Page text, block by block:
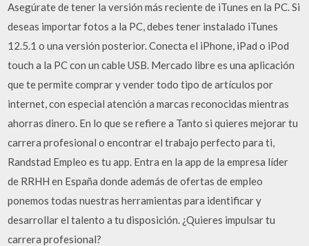
Asegúrate de tener la versión más reciente de iTunes en la PC. Si
deseas importar fotos a la PC, debes tener instalado iTunes
12.5.1 o una versión posterior. Conecta el iPhone, iPad o iPod
touch a la PC con un cable USB. Mercado libre es una aplicación
que te permite comprar y vender todo tipo de artículos por
internet, con especial atención a marcas reconocidas mientras
ahorras dinero. En lo que se refiere a Tanto si quieres mejorar tu
carrera profesional o encontrar el trabajo perfecto para ti,
Randstad Empleo es tu app. Entra en la app de la empresa líder
de RRHH en España donde además de ofertas de empleo
ponemos todas nuestras herramientas para identificar y
desarrollar el talento a tu disposición. ¿Quieres impulsar tu
carrera profesional?